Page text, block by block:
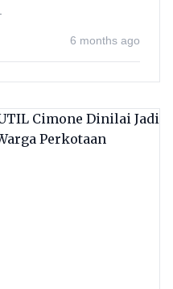
6 months ago